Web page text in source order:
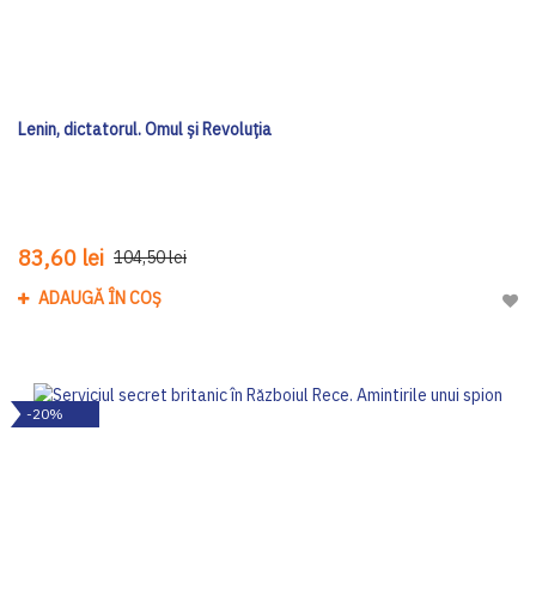
Lenin, dictatorul. Omul și Revoluția
83,60 lei 104,50 lei
ADAUGĂ ÎN COȘ
-20%